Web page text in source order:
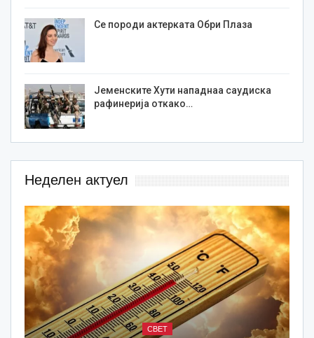
Се породи актерката Обри Плаза
Јеменските Хути нападнаа саудиска
рафинерија откако…
Неделен актуел
СВЕТ